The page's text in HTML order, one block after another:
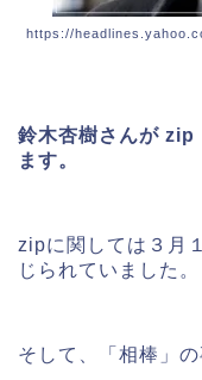
https://
鈴木杏樹さんが zip
ます。
zipに関しては３月
じられていました。
そして、「相棒」